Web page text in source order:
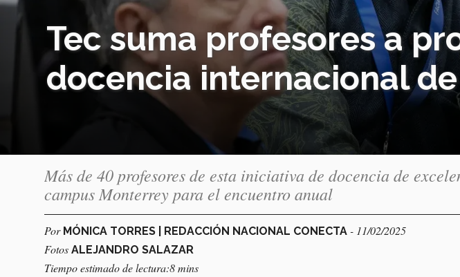
Tec suma profesores a
docencia internacional
Más de 40 profesores de esta iniciativa de docencia de
campus Monterrey para el encuentro anual
Por MÓNICA TORRES | REDACCIÓN NACIONAL CONECTA - 11/02/2025
Fotos ALEJANDRO SALAZAR
Tiempo estimado de lectura:8 mins